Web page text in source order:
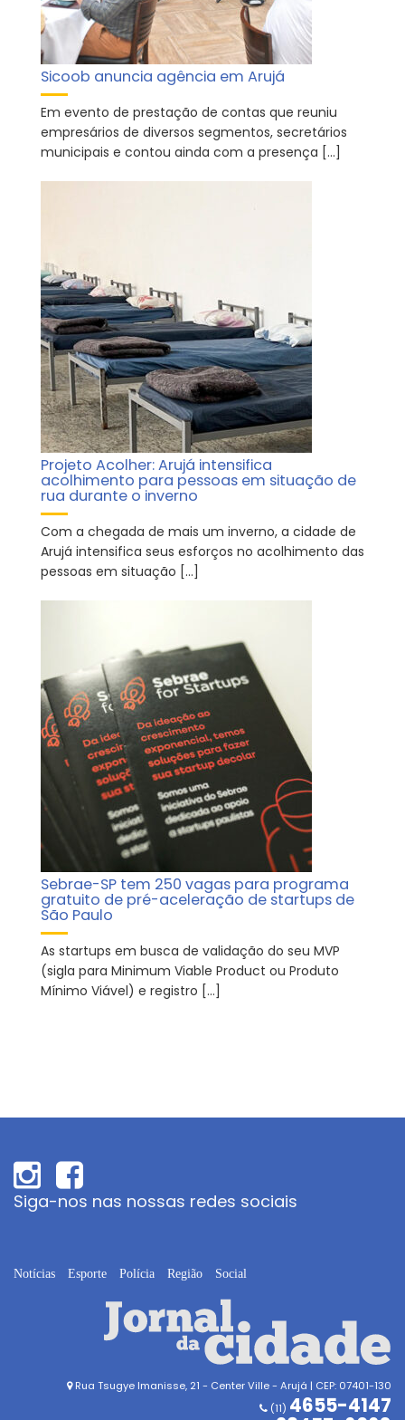
Sicoob anuncia agência em Arujá
Em evento de prestação de contas que reuniu
empresários de diversos segmentos, secretários
municipais e contou ainda com a presença […]
Projeto Acolher: Arujá intensifica
acolhimento para pessoas em situação de
rua durante o inverno
Com a chegada de mais um inverno, a cidade de
Arujá intensifica seus esforços no acolhimento das
pessoas em situação […]
Sebrae-SP tem 250 vagas para programa
gratuito de pré-aceleração de startups de
São Paulo
As startups em busca de validação do seu MVP
(sigla para Minimum Viable Product ou Produto
Mínimo Viável) e registro […]
Siga-nos nas nossas redes sociais
Notícias Esporte Polícia Região Social
Rua Tsugye Imanisse, 21 - Center Ville - Arujá | CEP: 07401-130
(11) 4655-4147